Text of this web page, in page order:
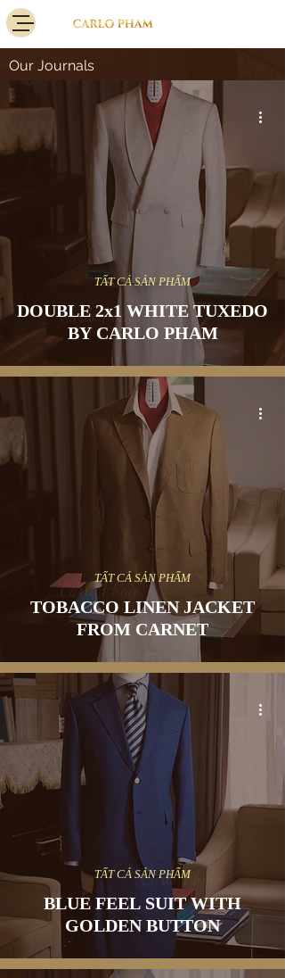
Our Journals
DOUBLE 2x1 WHITE TUXEDO
BY CARLO PHAM
TẤT CẢ SẢN PHẨM
TOBACCO LINEN JACKET
FROM CARNET
TẤT CẢ SẢN PHẨM
BLUE FEEL SUIT WITH
GOLDEN BUTTON
TẤT CẢ SẢN PHẨM